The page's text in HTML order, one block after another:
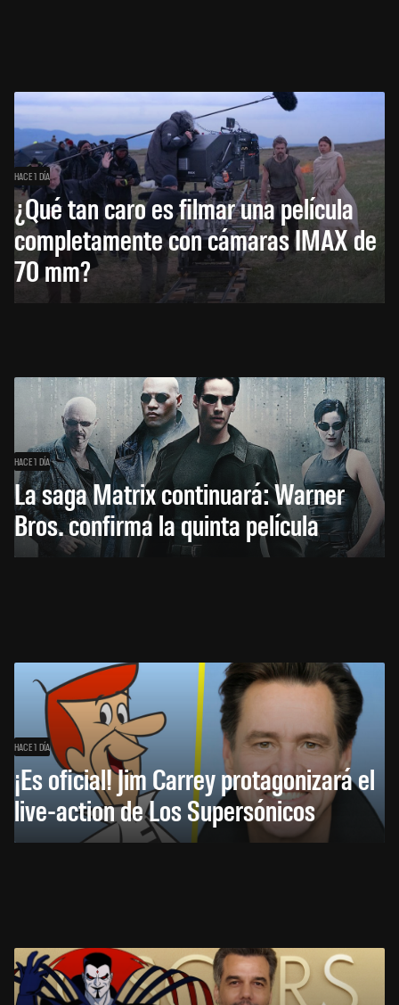
HACE 1 DÍA
¿Qué tan caro es filmar una película
completamente con cámaras IMAX de
70 mm?
HACE 1 DÍA
La saga Matrix continuará: Warner
Bros. confirma la quinta película
HACE 1 DÍA
¡Es oficial! Jim Carrey protagonizará el
live-action de Los Supersónicos